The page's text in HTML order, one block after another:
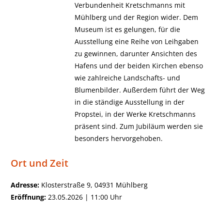
Verbundenheit Kretschmanns mit
Mühlberg und der Region wider. Dem
Museum ist es gelungen, für die
Ausstellung eine Reihe von Leihgaben
zu gewinnen, darunter Ansichten des
Hafens und der beiden Kirchen ebenso
wie zahlreiche Landschafts- und
Blumenbilder. Außerdem führt der Weg
in die ständige Ausstellung in der
Propstei, in der Werke Kretschmanns
präsent sind. Zum Jubiläum werden sie
besonders hervorgehoben.
Ort und Zeit
Adresse: Klosterstraße 9, 04931 Mühlberg
Eröffnung: 23.05.2026 | 11:00 Uhr